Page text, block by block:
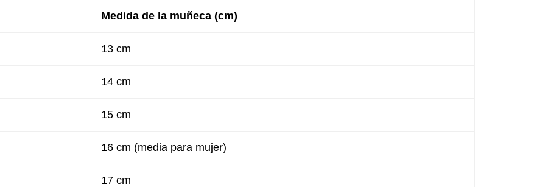
Medida de la muñeca (cm)
13 cm
14 cm
15 cm
16 cm (media para mujer)
17 cm